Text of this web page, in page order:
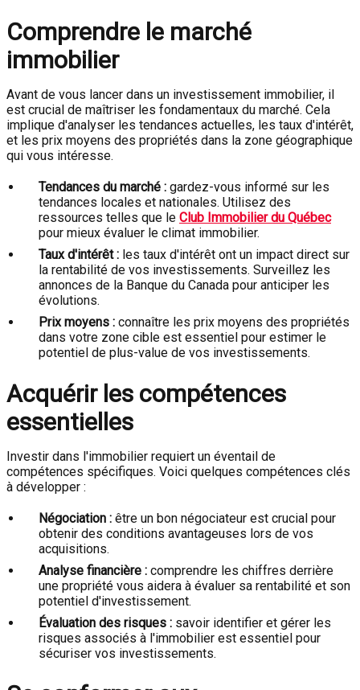
Comprendre le marché
immobilier
Avant de vous lancer dans un investissement immobilier, il
est crucial de maîtriser les fondamentaux du marché. Cela
implique d'analyser les tendances actuelles, les taux d'intérêt,
et les prix moyens des propriétés dans la zone géographique
qui vous intéresse.
Tendances du marché : gardez-vous informé sur les
tendances locales et nationales. Utilisez des
ressources telles que le Club Immobilier du Québec
pour mieux évaluer le climat immobilier.
Taux d'intérêt : les taux d'intérêt ont un impact direct sur
la rentabilité de vos investissements. Surveillez les
annonces de la Banque du Canada pour anticiper les
évolutions.
Prix moyens : connaître les prix moyens des propriétés
dans votre zone cible est essentiel pour estimer le
potentiel de plus-value de vos investissements.
Acquérir les compétences
essentielles
Investir dans l'immobilier requiert un éventail de
compétences spécifiques. Voici quelques compétences clés
à développer :
Négociation : être un bon négociateur est crucial pour
obtenir des conditions avantageuses lors de vos
acquisitions.
Analyse financière : comprendre les chiffres derrière
une propriété vous aidera à évaluer sa rentabilité et son
potentiel d'investissement.
Évaluation des risques : savoir identifier et gérer les
risques associés à l'immobilier est essentiel pour
sécuriser vos investissements.